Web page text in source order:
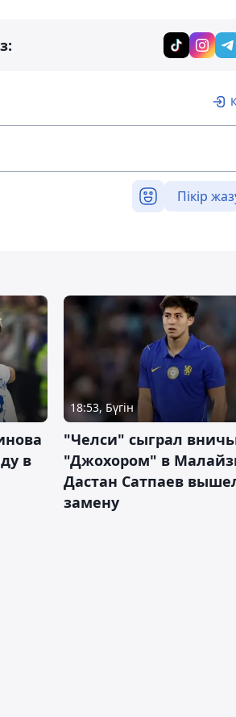
Пікір
в
18:53, Бүгін
"Челси" сыграл
"Джохором" в
Дастан Сатпаев
замену